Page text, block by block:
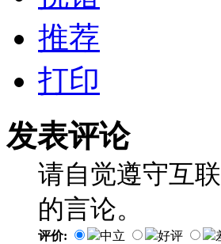
推荐
打印
发表评论
请自觉遵守互
的言论。
评价: 中立 好评